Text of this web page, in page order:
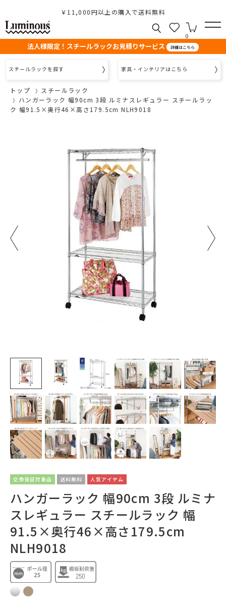
￥11,000円以上の購入で送料無料
0
法人様限定！スチールラックお見積りサービス 詳細はこちら
スチールラックを探す 家具・インテリアはこちら
トップ
スチールラック
ハンガーラック 幅90cm 3段 ルミナスレギュラー スチールラッ
ク 幅91.5×奥行46×高さ179.5cm NLH9018
交換保証対象品 送料無料 人気アイテム
ハンガーラック 幅90cm 3段 ルミナ
スレギュラー スチールラック 幅
91.5×奥行46×高さ179.5cm
NLH9018